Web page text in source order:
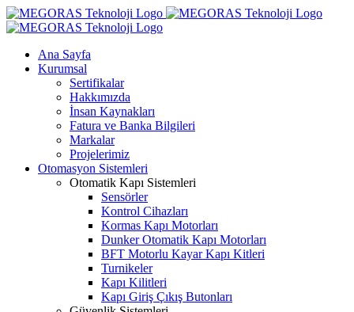
Skip
to
Ana Sayfa
Kurumsal
Sertifikalar
Hakkımızda
İnsan Kaynakları
Fatura ve Banka Bilgileri
Markalar
Projelerimiz
Otomasyon Sistemleri
Otomatik Kapı Sistemleri
Sensörler
Kontrol Cihazları
Kormas Kapı Motorları
Dunker Otomatik Kapı Motorları
BFT Motorlu Kayar Kapı Kitleri
Turnikeler
Kapı Kilitleri
Kapı Giriş Çıkış Butonları